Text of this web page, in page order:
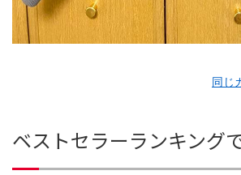
同じ
ベストセラーランキング